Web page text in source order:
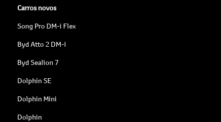
Carros novos
Song Pro DM-i Flex
Byd Atto 2 DM-i
Byd Sealion 7
Dolphin SE
Dolphin Mini
Dolphin